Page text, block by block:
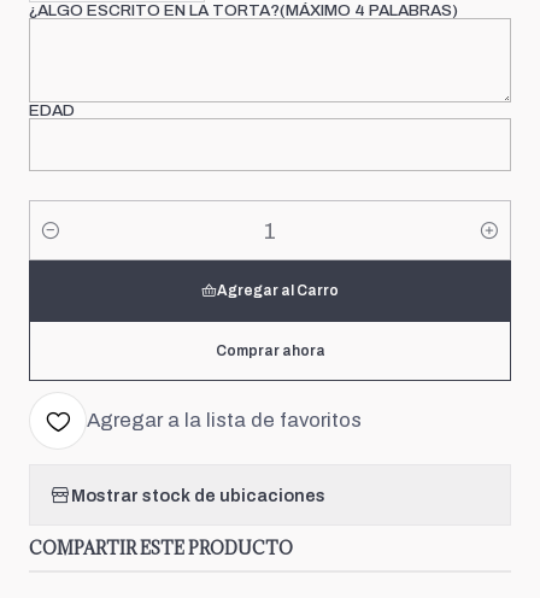
¿ALGO ESCRITO EN LA TORTA?(MÁXIMO 4 PALABRAS)
EDAD
Cantidad
Agregar al Carro
Comprar ahora
Agregar a la lista de favoritos
Mostrar stock de ubicaciones
COMPARTIR ESTE PRODUCTO